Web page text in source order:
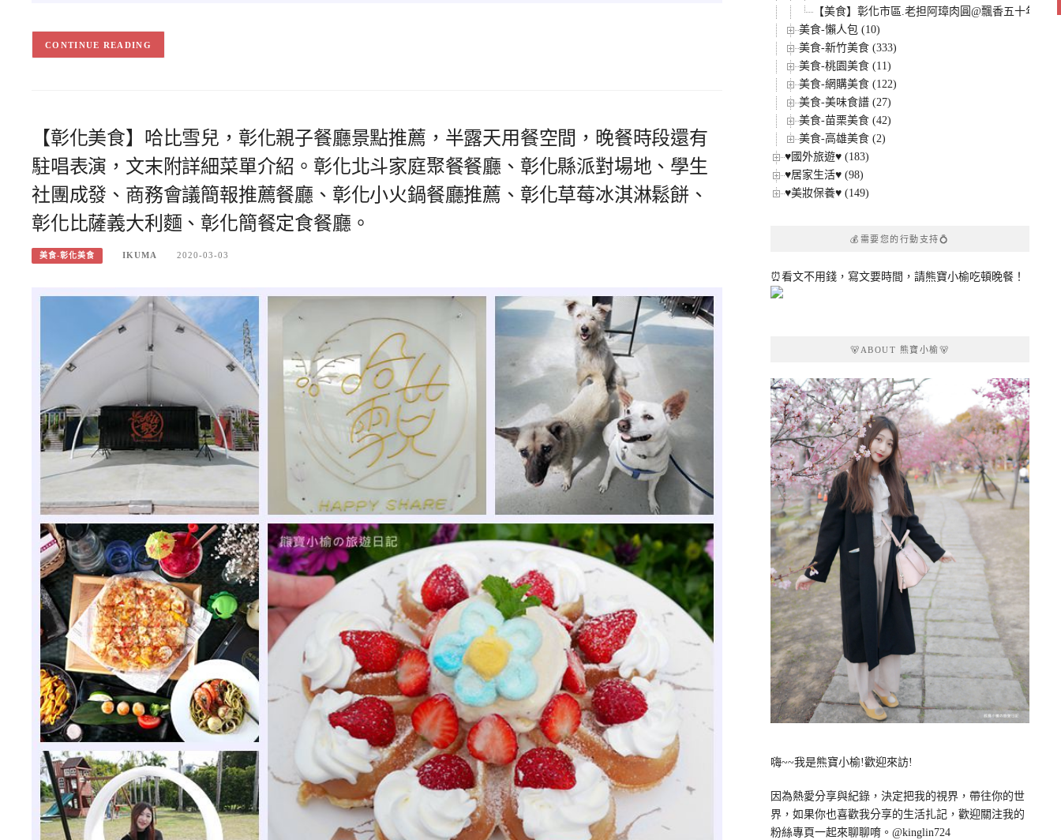
CONTINUE READING
【彰化美食】哈比雪兒，彰化親子餐廳景點推薦，半露天用餐空間，晚餐時段還有
駐唱表演，文末附詳細菜單介紹。彰化北斗家庭聚餐餐廳、彰化縣派對場地、學生
社團成發、商務會議簡報推薦餐廳、彰化小火鍋餐廳推薦、彰化草莓冰淇淋鬆餅、
彰化比薩義大利麵、彰化簡餐定食餐廳。
美食-彰化美食 IKUMA 2020-03-03
【美食】彰化市區.老担阿璋肉圓@飄香五十年.那
美食-懶人包 (10)
美食-新竹美食 (333)
美食-桃園美食 (11)
美食-網購美食 (122)
美食-美味食譜 (27)
美食-苗栗美食 (42)
美食-高雄美食 (2)
♥國外旅遊♥ (183)
♥居家生活♥ (98)
♥美妝保養♥ (149)
💰需要您的行動支持💍
⏰看文不用錢，寫文要時間，請熊寶小榆吃頓晚餐！
🐻ABOUT 熊寶小榆🐻
嗨~~我是熊寶小榆!歡迎來訪!
因為熱愛分享與紀錄，決定把我的視界，帶往你的世
界，如果你也喜歡我分享的生活扎記，歡迎關注我的
粉絲專頁一起來聊聊唷。@kinglin724